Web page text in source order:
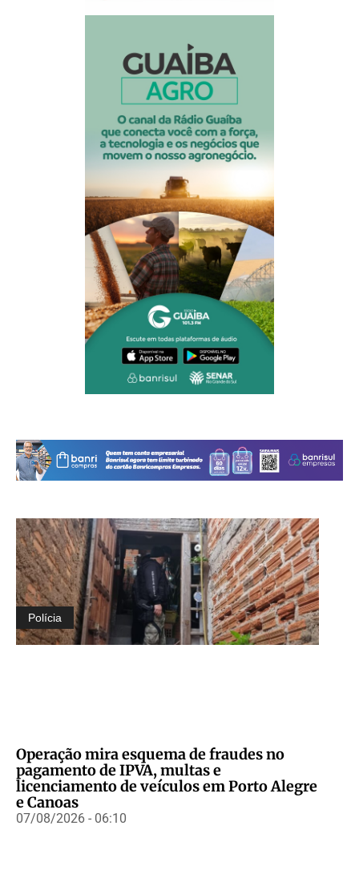
Polícia
Operação mira esquema de fraudes no
pagamento de IPVA, multas e
licenciamento de veículos em Porto Alegre
e Canoas
07/08/2026 - 06:10